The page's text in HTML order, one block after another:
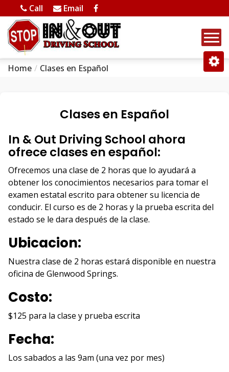
Call Email
Home Clases en Español
Clases en Español
In & Out Driving School ahora
ofrece clases en español:
Ofrecemos una clase de 2 horas que lo ayudará a
obtener los conocimientos necesarios para tomar el
examen estatal escrito para obtener su licencia de
conducir. El curso es de 2 horas y la prueba escrita del
estado se le dara después de la clase.
Ubicacion:
Nuestra clase de 2 horas estará disponible en nuestra
oficina de Glenwood Springs.
Costo:
$125 para la clase y prueba escrita
Fecha:
Los sabados a las 9am (una vez por mes)